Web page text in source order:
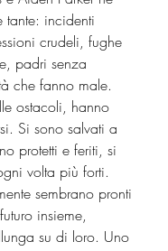
tante: incidenti
crudeli, fughe
padri senza
che fanno male.
ostacoli, hanno
Si sono salvati a
protetti e feriti, si
volta più forti.
sembrano pronti
insieme,
su di loro. Uno